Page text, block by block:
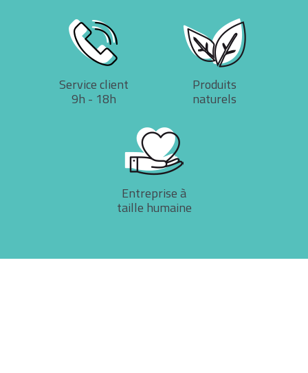
Service client
9h - 18h
Produits
naturels
Entreprise à
taille humaine